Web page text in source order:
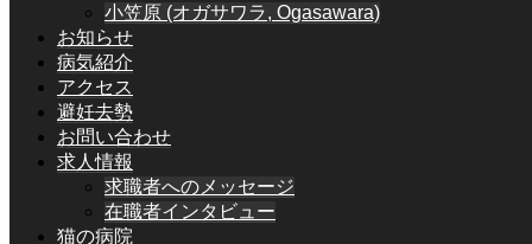
小笠原 (オガサワラ, Ogasawara)
お知らせ
病気紹介
アクセス
避妊去勢
お問い合わせ
求人情報
求職者へのメッセージ
在職者インタビュー
猫の病院